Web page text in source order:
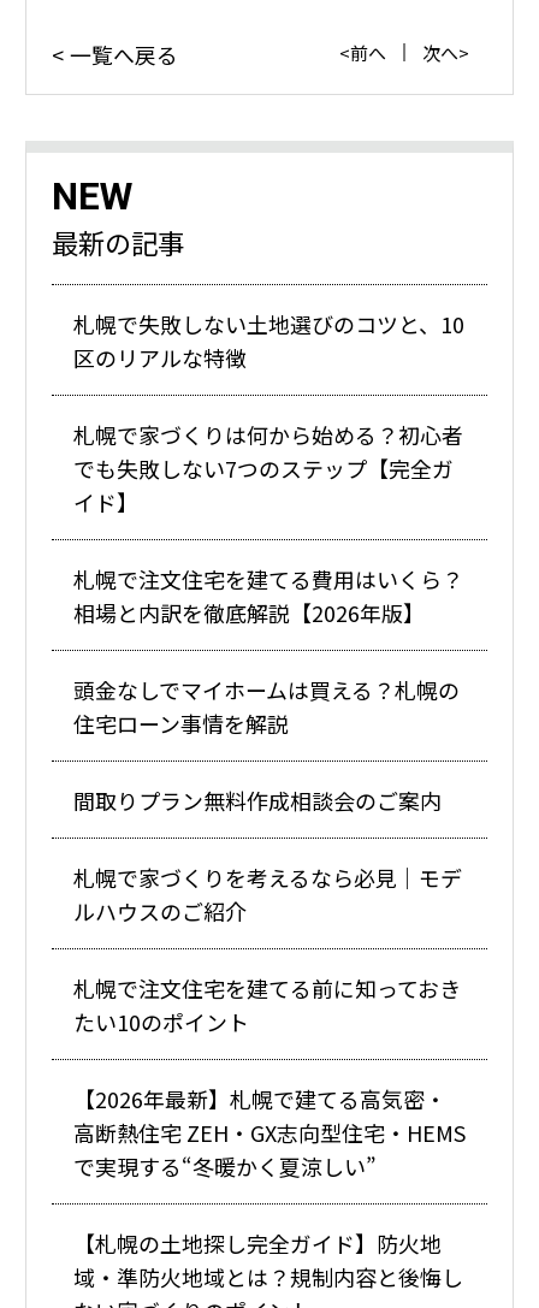
一覧へ戻る 前へ 次へ
NEW
最新の記事
札幌で失敗しない土地選びのコツと、10
区のリアルな特徴
札幌で家づくりは何から始める？初心者
でも失敗しない7つのステップ【完全ガ
イド】
札幌で注文住宅を建てる費用はいくら？
相場と内訳を徹底解説【2026年版】
頭金なしでマイホームは買える？札幌の
住宅ローン事情を解説
間取りプラン無料作成相談会のご案内
札幌で家づくりを考えるなら必見｜モデ
ルハウスのご紹介
札幌で注文住宅を建てる前に知っておき
たい10のポイント
【2026年最新】札幌で建てる高気密・
高断熱住宅 ZEH・GX志向型住宅・HEMS
で実現する“冬暖かく夏涼しい”
【札幌の土地探し完全ガイド】防火地
域・準防火地域とは？規制内容と後悔し